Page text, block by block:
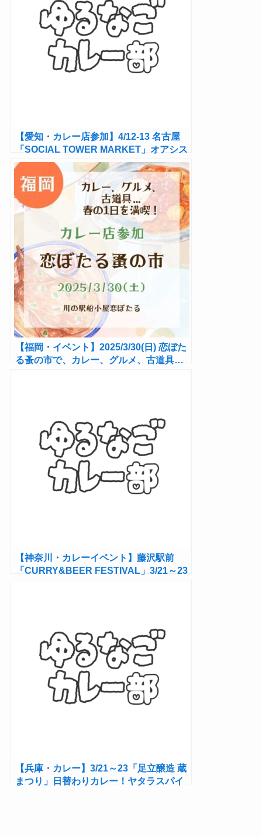
【愛知・カレー店参加】4/12-13 名古屋
「SOCIAL TOWER MARKET」オアシス
21で開催！人気カレー店も！
【福岡・イベント】2025/3/30(日) 恋ぼた
る蚤の市で、カレー、グルメ、古道具…
【神奈川・カレーイベント】藤沢駅前
「CURRY&BEER FESTIVAL」3/21～23
【兵庫・カレー】3/21～23「足立醸造 蔵
まつり」日替わりカレー！ヤタラスパイ